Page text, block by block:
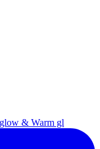
& Warm gl